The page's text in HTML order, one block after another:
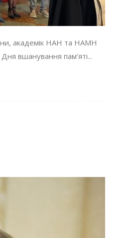
академік НАН та НАМН
вшанування пам’яті...